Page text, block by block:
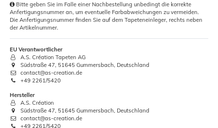
Bitte geben Sie im Falle einer Nachbestellung unbedingt die korrekte
Anfertigungsnummer an, um eventuelle Farbabweichungen zu vermeiden.
Die Anfertigungsnummer finden Sie auf dem Tapeteneinleger, rechts neben
der Artikelnummer.
EU Verantwortlicher
A.S. Création Tapeten AG
Südstraße 47, 51645 Gummersbach, Deutschland
contact@as-creation.de
+49 2261/5420
Hersteller
A.S. Création
Südstraße 47, 51645 Gummersbach, Deutschland
contact@as-creation.de
+49 2261/5420